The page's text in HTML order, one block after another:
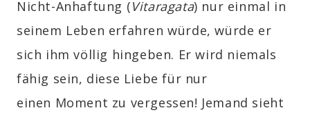
Nicht-Anhaftung (Vitaragata) nur einmal in
seinem Leben erfahren würde, würde er
sich ihm völlig hingeben. Er wird niemals
fähig sein, diese Liebe für nur
einen Moment zu vergessen! Jemand sieht